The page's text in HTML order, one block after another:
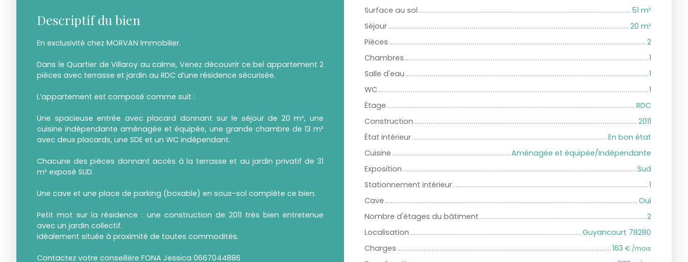
Descriptif du bien
En exclusivité chez MORVAN Immobilier.
Dans le Quartier de Villaroy au calme, Venez découvrir ce bel appartement 2
pièces avec terrasse et jardin au RDC d’une résidence sécurisée.
L’appartement est composé comme suit :
Une spacieuse entrée avec placard donnant sur le séjour de 20 m², une
cuisine indépendante aménagée et équipée, une grande chambre de 13 m²
avec deux placards, une SDE et un WC indépendant.
Chacune des pièces donnant accès à la terrasse et au jardin privatif de 31
m² exposé SUD.
Une cave et une place de parking (boxable) en sous-sol complète ce bien.
Petit mot sur la résidence : une construction de 2011 très bien entretenue
avec un jardin collectif.
Idéalement située à proximité de toutes commodités.
Contactez votre conseillère FONA Jessica 0667044886
Surface au sol
51 m²
Séjour
20 m²
Pièces
2
Chambres
1
Salle d'eau
1
WC
1
Étage
RDC
Construction
2011
État intérieur
En bon état
Cuisine
Aménagée et équipée/Indépendante
Exposition
Sud
Stationnement intérieur
1
Cave
Oui
Nombre d'étages du bâtiment
2
Localisation
Guyancourt 78280
Charges
163 € /mois